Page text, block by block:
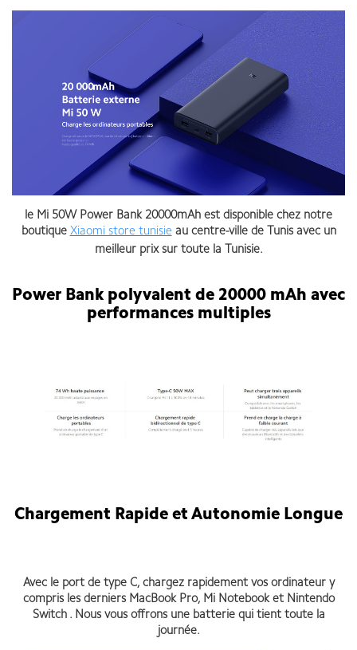
le Mi 50W Power Bank 20000mAh est disponible chez notre
boutique Xiaomi store tunisie au centre-ville de Tunis avec un
meilleur prix sur toute la Tunisie.
Power Bank polyvalent de 20000 mAh avec
performances multiples
Chargement Rapide et Autonomie Longue
Avec le port de type C, chargez rapidement vos ordinateur y
compris les derniers MacBook Pro, Mi Notebook et Nintendo
Switch. Nous vous offrons une batterie qui tient toute la
journée.